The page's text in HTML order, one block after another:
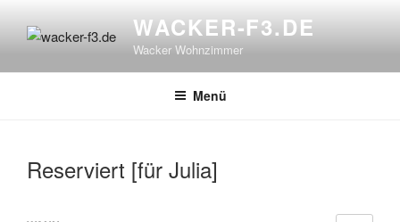
Inhalt
WACKER-F3.DE
Wacker Wohnzimmer
Menü
Reserviert [für Julia]